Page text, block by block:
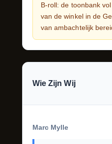
B-roll: de toonbank
van de winkel in de
van ambachtelijk
Wie Zijn Wij
Marc Mylle